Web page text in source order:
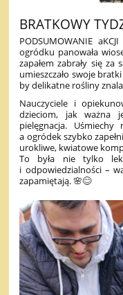
BRATKOWY
PODSUMOWANIE
ogródku panowała
zapałem zabrały się
umieszczało swoje
by delikatne rośliny
Nauczyciele i
dzieciom, jak ważna
pielęgnacja.
a ogródek szybko
urokliwe, kwiatowe
To była nie tylko
i odpowiedzialności –
zapamiętają. 🌸😊